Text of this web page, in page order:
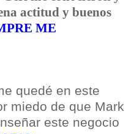
actitud y buenos
ME
quedé en este
miedo de que Mark
este negocio